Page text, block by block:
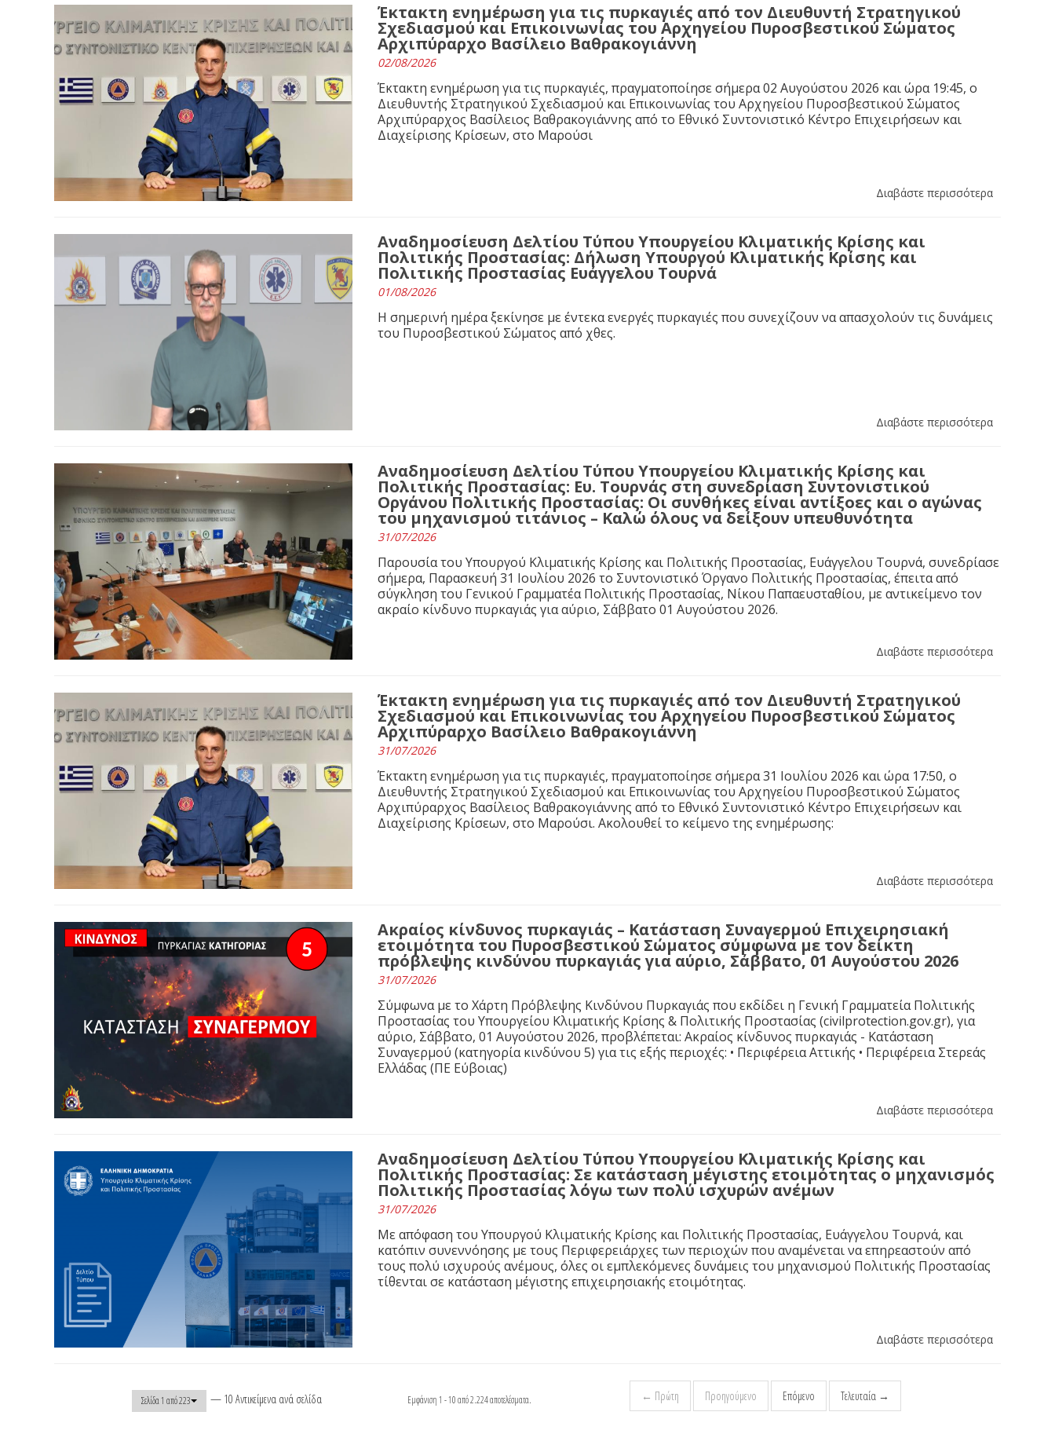
Έκτακτη ενημέρωση για τις πυρκαγιές από τον Διευθυντή Στρατηγικού
Σχεδιασμού και Επικοινωνίας του Αρχηγείου Πυροσβεστικού Σώματος
Αρχιπύραρχο Βασίλειο Βαθρακογιάννη
02/08/2026
Έκτακτη ενημέρωση για τις πυρκαγιές, πραγματοποίησε σήμερα 02 Αυγούστου 2026 και ώρα 19:45, ο
Διευθυντής Στρατηγικού Σχεδιασμού και Επικοινωνίας του Αρχηγείου Πυροσβεστικού Σώματος
Αρχιπύραρχος Βασίλειος Βαθρακογιάννης από το Εθνικό Συντονιστικό Κέντρο Επιχειρήσεων και
Διαχείρισης Κρίσεων, στο Μαρούσι
Διαβάστε περισσότερα
Αναδημοσίευση Δελτίου Τύπου Υπουργείου Κλιματικής Κρίσης και
Πολιτικής Προστασίας: Δήλωση Υπουργού Κλιματικής Κρίσης και
Πολιτικής Προστασίας Ευάγγελου Τουρνά
01/08/2026
Η σημερινή ημέρα ξεκίνησε με έντεκα ενεργές πυρκαγιές που συνεχίζουν να απασχολούν τις δυνάμεις
του Πυροσβεστικού Σώματος από χθες.
Διαβάστε περισσότερα
Αναδημοσίευση Δελτίου Τύπου Υπουργείου Κλιματικής Κρίσης και
Πολιτικής Προστασίας: Ευ. Τουρνάς στη συνεδρίαση Συντονιστικού
Οργάνου Πολιτικής Προστασίας: Οι συνθήκες είναι αντίξοες και ο αγώνας
του μηχανισμού τιτάνιος – Καλώ όλους να δείξουν υπευθυνότητα
31/07/2026
Παρουσία του Υπουργού Κλιματικής Κρίσης και Πολιτικής Προστασίας, Ευάγγελου Τουρνά, συνεδρίασε
σήμερα, Παρασκευή 31 Ιουλίου 2026 το Συντονιστικό Όργανο Πολιτικής Προστασίας, έπειτα από
σύγκληση του Γενικού Γραμματέα Πολιτικής Προστασίας, Νίκου Παπαευσταθίου, με αντικείμενο τον
ακραίο κίνδυνο πυρκαγιάς για αύριο, Σάββατο 01 Αυγούστου 2026.
Διαβάστε περισσότερα
Έκτακτη ενημέρωση για τις πυρκαγιές από τον Διευθυντή Στρατηγικού
Σχεδιασμού και Επικοινωνίας του Αρχηγείου Πυροσβεστικού Σώματος
Αρχιπύραρχο Βασίλειο Βαθρακογιάννη
31/07/2026
Έκτακτη ενημέρωση για τις πυρκαγιές, πραγματοποίησε σήμερα 31 Ιουλίου 2026 και ώρα 17:50, ο
Διευθυντής Στρατηγικού Σχεδιασμού και Επικοινωνίας του Αρχηγείου Πυροσβεστικού Σώματος
Αρχιπύραρχος Βασίλειος Βαθρακογιάννης από το Εθνικό Συντονιστικό Κέντρο Επιχειρήσεων και
Διαχείρισης Κρίσεων, στο Μαρούσι. Ακολουθεί το κείμενο της ενημέρωσης:
Διαβάστε περισσότερα
Ακραίος κίνδυνος πυρκαγιάς – Κατάσταση Συναγερμού Επιχειρησιακή
ετοιμότητα του Πυροσβεστικού Σώματος σύμφωνα με τον δείκτη
πρόβλεψης κινδύνου πυρκαγιάς για αύριο, Σάββατο, 01 Αυγούστου 2026
31/07/2026
Σύμφωνα με το Χάρτη Πρόβλεψης Κινδύνου Πυρκαγιάς που εκδίδει η Γενική Γραμματεία Πολιτικής
Προστασίας του Υπουργείου Κλιματικής Κρίσης & Πολιτικής Προστασίας (civilprotection.gov.gr), για
αύριο, Σάββατο, 01 Αυγούστου 2026, προβλέπεται: Ακραίος κίνδυνος πυρκαγιάς - Κατάσταση
Συναγερμού (κατηγορία κινδύνου 5) για τις εξής περιοχές: • Περιφέρεια Αττικής • Περιφέρεια Στερεάς
Ελλάδας (ΠΕ Εύβοιας)
Διαβάστε περισσότερα
Αναδημοσίευση Δελτίου Τύπου Υπουργείου Κλιματικής Κρίσης και
Πολιτικής Προστασίας: Σε κατάσταση μέγιστης ετοιμότητας ο μηχανισμός
Πολιτικής Προστασίας λόγω των πολύ ισχυρών ανέμων
31/07/2026
Με απόφαση του Υπουργού Κλιματικής Κρίσης και Πολιτικής Προστασίας, Ευάγγελου Τουρνά, και
κατόπιν συνεννόησης με τους Περιφερειάρχες των περιοχών που αναμένεται να επηρεαστούν από
τους πολύ ισχυρούς ανέμους, όλες οι εμπλεκόμενες δυνάμεις του μηχανισμού Πολιτικής Προστασίας
τίθενται σε κατάσταση μέγιστης επιχειρησιακής ετοιμότητας.
Διαβάστε περισσότερα
Σελίδα 1 από 223 — 10 Αντικείμενα ανά σελίδα Εμφάνιση 1 - 10 από 2.224 αποτελέσματα. ← Πρώτη Προηγούμενο Επόμενο Τελευταία →